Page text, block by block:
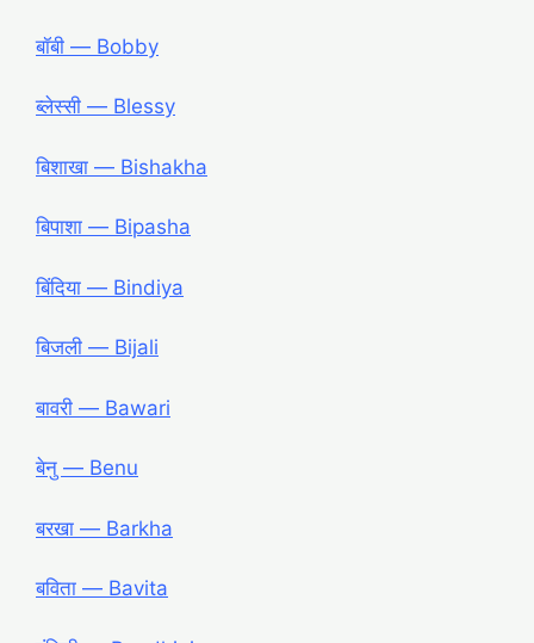
बॉबी ― Bobby
ब्लेस्सी ― Blessy
बिशाखा ― Bishakha
बिपाशा ― Bipasha
बिंदिया ― Bindiya
बिजली ― Bijali
बावरी ― Bawari
बेनु ― Benu
बरखा ― Barkha
बविता ― Bavita